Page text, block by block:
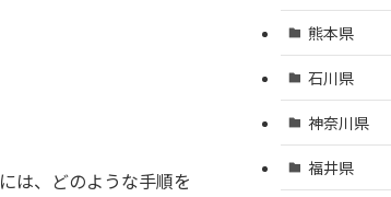
は、どのような手順を
熊本県
石川県
神奈川県
福井県